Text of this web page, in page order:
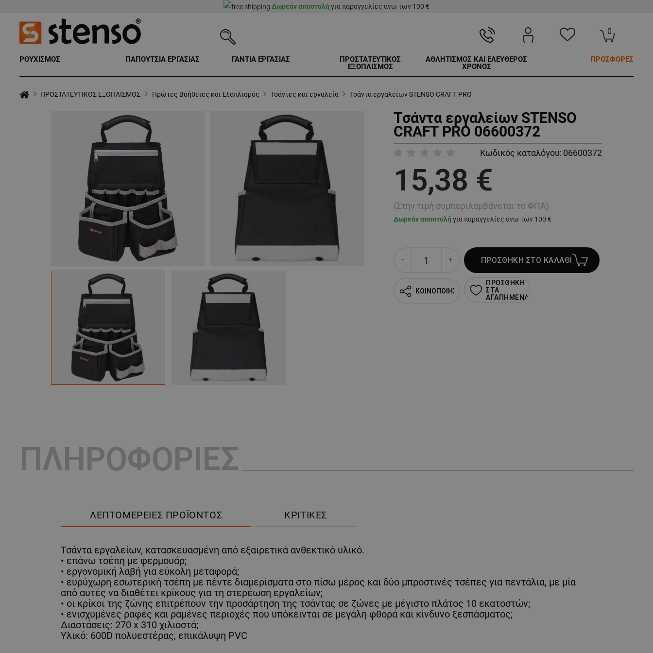
Δωρεάν αποστολή για παραγγελίες άνω των 100 €
0
ΡΟΥΧΙΣΜΟΣ ΠΑΠΟΥΤΣΙΑ ΕΡΓΑΣΙΑΣ ΓΑΝΤΙΑ ΕΡΓΑΣΙΑΣ
ΠΡΟΣΤΑΤΕΥΤΙΚΟΣ
ΕΞΟΠΛΙΣΜΟΣ
ΑΘΛΗΤΙΣΜΟΣ ΚΑΙ ΕΛΕΥΘΕΡΟΣ
ΧΡΟΝΟΣ
ΠΡΟΣΦΟΡΕΣ
ΠΡΟΣΤΑΤΕΥΤΙΚΟΣ ΕΞΟΠΛΙΣΜΟΣ Πρώτες Βοήθειες και Εξοπλισμός Τσάντες και εργαλεία Τσάντα εργαλείων STENSO CRAFT PRO
Τσάντα εργαλείων STENSO
CRAFT PRO 06600372
Κωδικός καταλόγου: 06600372
15,38 €
(Στην τιμή συμπεριλαμβάνεται το ΦΠΑ)
Δωρεάν αποστολή για παραγγελίες άνω των 100 €
ΠΡΟΣΘΗΚΗ ΣΤΟ ΚΑΛΑΘΙ
ΚΟΙΝΟΠΟΙΗΣΗ
ΠΡΟΣΘΗΚΗ
ΣΤΑ
ΑΓΑΠΗΜΕΝΑ
ΠΛΗΡΟΦΟΡΙΕΣ
ΛΕΠΤΟΜΈΡΕΙΕΣ ΠΡΟΪΌΝΤΟΣ ΚΡΙΤΙΚΈΣ
Τσάντα εργαλείων, κατασκευασμένη από εξαιρετικά ανθεκτικό υλικό.
• επάνω τσέπη με φερμουάρ;
• εργονομική λαβή για εύκολη μεταφορά;
• ευρύχωρη εσωτερική τσέπη με πέντε διαμερίσματα στο πίσω μέρος και δύο μπροστινές τσέπες για πεντάλια, με μία
από αυτές να διαθέτει κρίκους για τη στερέωση εργαλείων;
• οι κρίκοι της ζώνης επιτρέπουν την προσάρτηση της τσάντας σε ζώνες με μέγιστο πλάτος 10 εκατοστών;
• ενισχυμένες ραφές και ραμένες περιοχές που υπόκεινται σε μεγάλη φθορά και κίνδυνο ξεσπάσματος;
Διαστάσεις: 270 x 310 χιλιοστά;
Υλικό: 600D πολυεστέρας, επικάλυψη PVC